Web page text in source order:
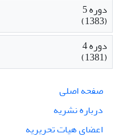
دوره 5
(1383)
دوره 4
(1381)
صفحه اصلی
درباره نشریه
اعضای هیات تحریریه